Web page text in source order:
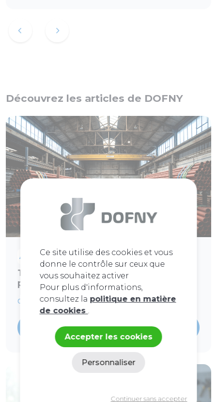
Découvrez les articles de DOFNY
Articles de blog
Tubes acier : le guide d'achat 2026
pour bien choisir
01 juin 2026 10 minutes
Lire l'article
Ce site utilise des cookies et vous
donne le contrôle sur ceux que
vous souhaitez activer
Pour plus d'informations,
consultez la politique en matière
de cookies
Accepter les cookies
Continuer sans accepter
Personnaliser